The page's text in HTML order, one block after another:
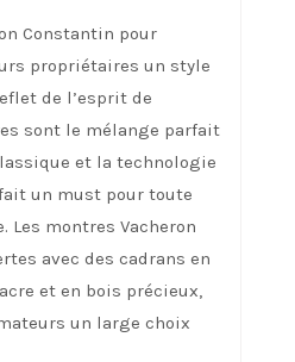
Constantin pour
propriétaires un style
de l’esprit de
sont le mélange parfait
et la technologie
un must pour toute
Les montres Vacheron
avec des cadrans en
et en bois précieux,
un large choix